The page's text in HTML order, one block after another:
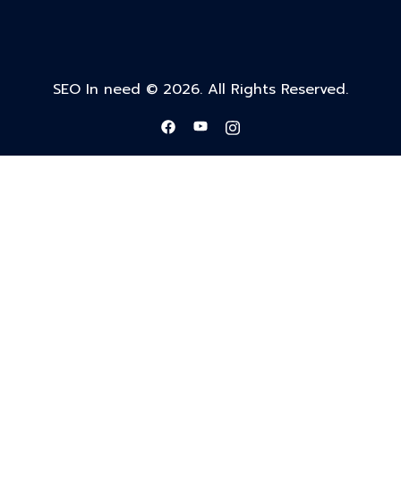
SEO In need © 2026. All Rights Reserved.